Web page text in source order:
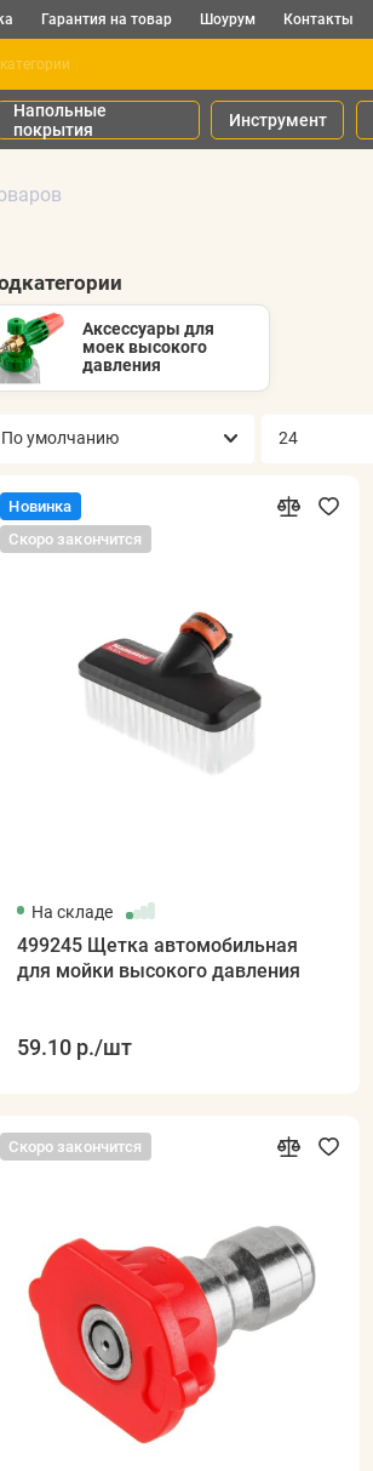
Гарантия на товар Шоурум Контакты
Напольные
покрытия
Инструмент
Аксессуары для
моек высокого
давления
Новинка
Скоро закончится
На складе
499245 Щетка автомобильная
для мойки высокого давления
59.10 р./шт
Скоро закончится